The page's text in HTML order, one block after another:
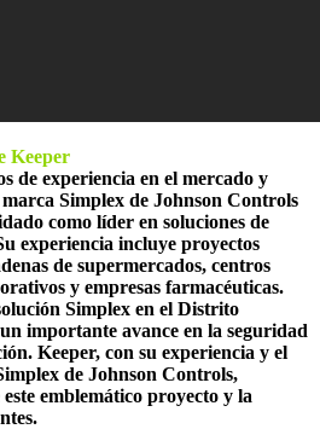
Keeper
de experiencia en el mercado y
Simplex de Johnson Controls
como líder en soluciones de
experiencia incluye proyectos
de supermercados, centros
y empresas farmacéuticas.
Simplex en el Distrito
importante avance en la seguridad
Keeper, con su experiencia y el
de Johnson Controls,
emblemático proyecto y la